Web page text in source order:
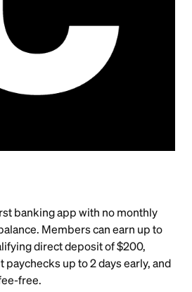
banking app with no monthly
Members can earn up to
direct deposit of $200,
up to 2 days early, and
free.